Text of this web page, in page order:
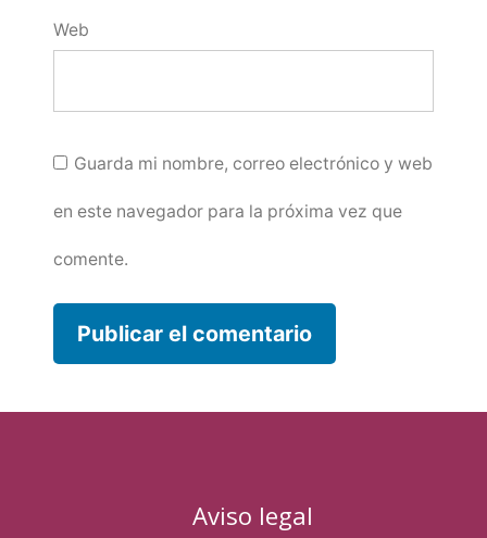
Web
Guarda mi nombre, correo electrónico y web
en este navegador para la próxima vez que
comente.
Aviso legal